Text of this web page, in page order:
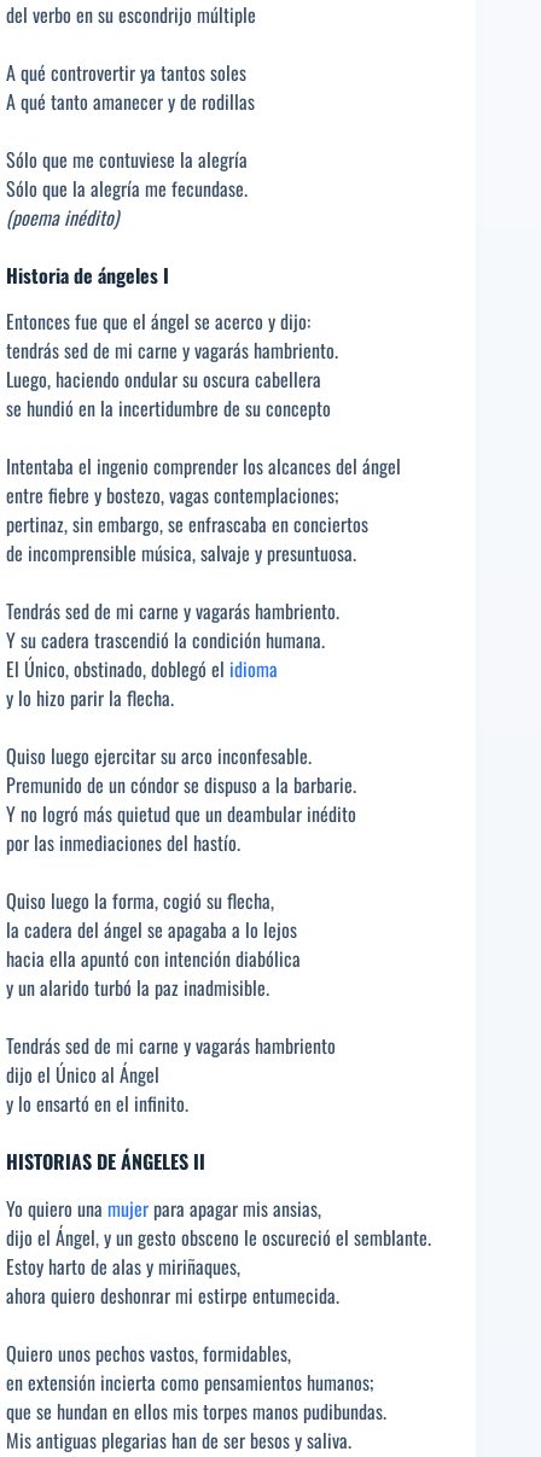
del verbo en su escondrijo múltiple
A qué controvertir ya tantos soles
A qué tanto amanecer y de rodillas
Sólo que me contuviese la alegría
Sólo que la alegría me fecundase.
(poema inédito)
Historia de ángeles I
Entonces fue que el ángel se acerco y dijo:
tendrás sed de mi carne y vagarás hambriento.
Luego, haciendo ondular su oscura cabellera
se hundió en la incertidumbre de su concepto
Intentaba el ingenio comprender los alcances del ángel
entre fiebre y bostezo, vagas contemplaciones;
pertinaz, sin embargo, se enfrascaba en conciertos
de incomprensible música, salvaje y presuntuosa.
Tendrás sed de mi carne y vagarás hambriento.
Y su cadera trascendió la condición humana.
El Único, obstinado, doblegó el idioma
y lo hizo parir la flecha.
Quiso luego ejercitar su arco inconfesable.
Premunido de un cóndor se dispuso a la barbarie.
Y no logró más quietud que un deambular inédito
por las inmediaciones del hastío.
Quiso luego la forma, cogió su flecha,
la cadera del ángel se apagaba a lo lejos
hacia ella apuntó con intención diabólica
y un alarido turbó la paz inadmisible.
Tendrás sed de mi carne y vagarás hambriento
dijo el Único al Ángel
y lo ensartó en el infinito.
HISTORIAS DE ÁNGELES II
Yo quiero una mujerpara apagar mis ansias,
dijo el Ángel, y un gesto obsceno le oscureció el semblante.
Estoy harto de alas y miriñaques,
ahora quiero deshonrar mi estirpe entumecida.
Quiero unos pechos vastos, formidables,
en extensión incierta como pensamientos humanos;
que se hundan en ellos mis torpes manos pudibundas.
Mis antiguas plegarias han de ser besos y saliva.